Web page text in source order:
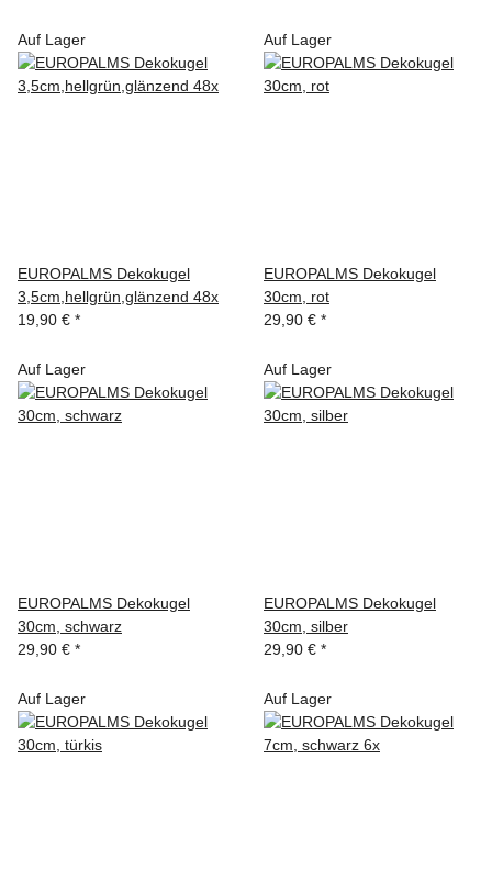
Auf Lager
EUROPALMS Dekokugel
3,5cm,hellgrün,glänzend 48x
19,90 € *
Auf Lager
EUROPALMS Dekokugel
30cm, rot
29,90 € *
Auf Lager
EUROPALMS Dekokugel
30cm, schwarz
29,90 € *
Auf Lager
EUROPALMS Dekokugel
30cm, silber
29,90 € *
Auf Lager Auf Lager